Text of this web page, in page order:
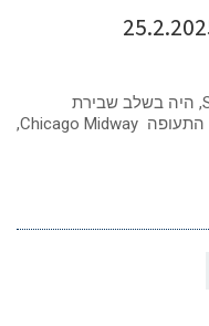
מטוס מדגם B738, של חברת Southwest, היה בשלב שבירת
הגלישה לנחיתה, על מסלול 31C, בשדה התעופה Chicago Midway,